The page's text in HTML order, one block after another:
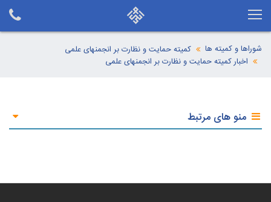
شوراها و کمیته ها
کمیته حمایت و نظارت بر انجمنهای علمی
اخبار کمیته حمایت و نظارت بر انجمنهای علمی
منو های مرتبط